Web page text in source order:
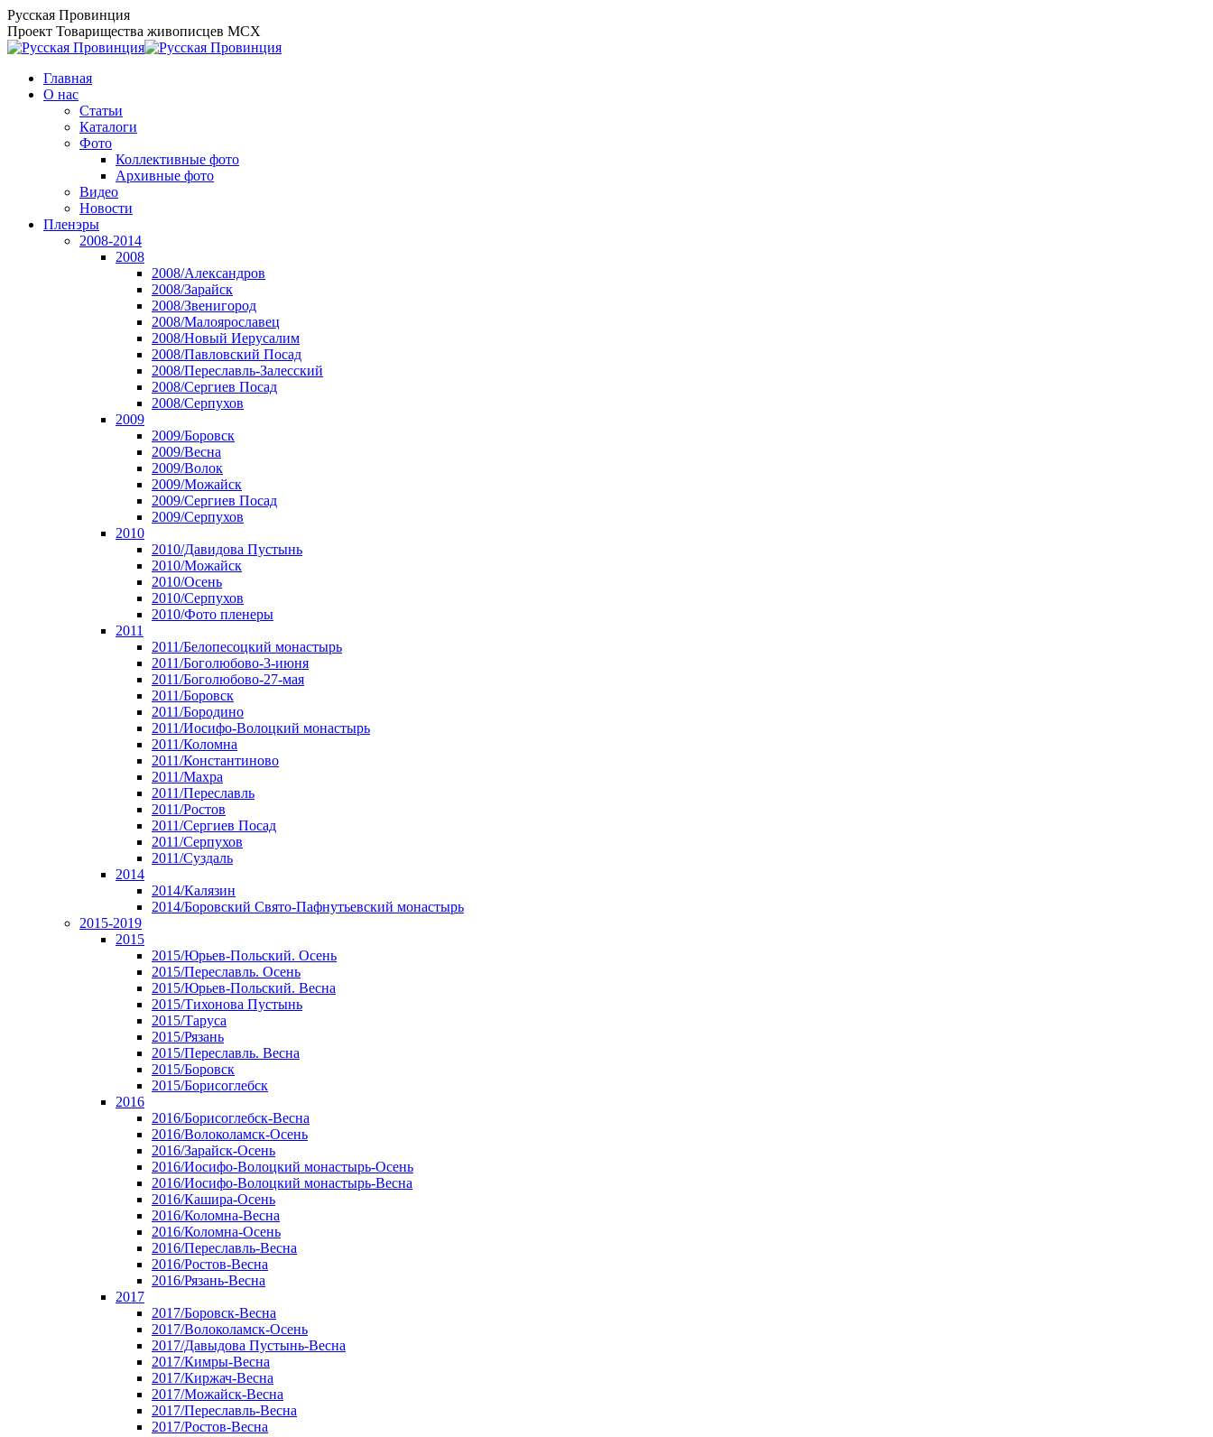
Перейти
к
содержанию
Русская Провинция
Проект Товарищества живописцев МСХ
Главная
О нас
Статьи
Каталоги
Фото
Коллективные фото
Архивные фото
Видео
Новости
Пленэры
2008-2014
2008
2008/Александров
2008/Зарайск
2008/Звенигород
2008/Малоярославец
2008/Новый Иерусалим
2008/Павловский Посад
2008/Переславль-Залесский
2008/Сергиев Посад
2008/Серпухов
2009
2009/Боровск
2009/Весна
2009/Волок
2009/Можайск
2009/Сергиев Посад
2009/Серпухов
2010
2010/Давидова Пустынь
2010/Можайск
2010/Осень
2010/Серпухов
2010/Фото пленеры
2011
2011/Белопесоцкий монастырь
2011/Боголюбово-3-июня
2011/Боголюбово-27-мая
2011/Боровск
2011/Бородино
2011/Иосифо-Волоцкий монастырь
2011/Коломна
2011/Константиново
2011/Махра
2011/Переславль
2011/Ростов
2011/Сергиев Посад
2011/Серпухов
2011/Суздаль
2014
2014/Калязин
2014/Боровский Свято-Пафнутьевский монастырь
2015-2019
2015
2015/Юрьев-Польский. Осень
2015/Переславль. Осень
2015/Юрьев-Польский. Весна
2015/Тихонова Пустынь
2015/Таруса
2015/Рязань
2015/Переславль. Весна
2015/Боровск
2015/Борисоглебск
2016
2016/Борисоглебск-Весна
2016/Волоколамск-Осень
2016/Зарайск-Осень
2016/Иосифо-Волоцкий монастырь-Осень
2016/Иосифо-Волоцкий монастырь-Весна
2016/Кашира-Осень
2016/Коломна-Весна
2016/Коломна-Осень
2016/Переславль-Весна
2016/Ростов-Весна
2016/Рязань-Весна
2017
2017/Боровск-Весна
2017/Волоколамск-Осень
2017/Давыдова Пустынь-Весна
2017/Кимры-Весна
2017/Киржач-Весна
2017/Можайск-Весна
2017/Переславль-Весна
2017/Ростов-Весна